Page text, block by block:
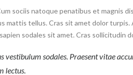
sociis natoque penatibus et magnis
mattis tellus. Cras sit amet dolor
sodales sit amet. Cras sollicitudin
sodales. Praesent vitae
lectus.